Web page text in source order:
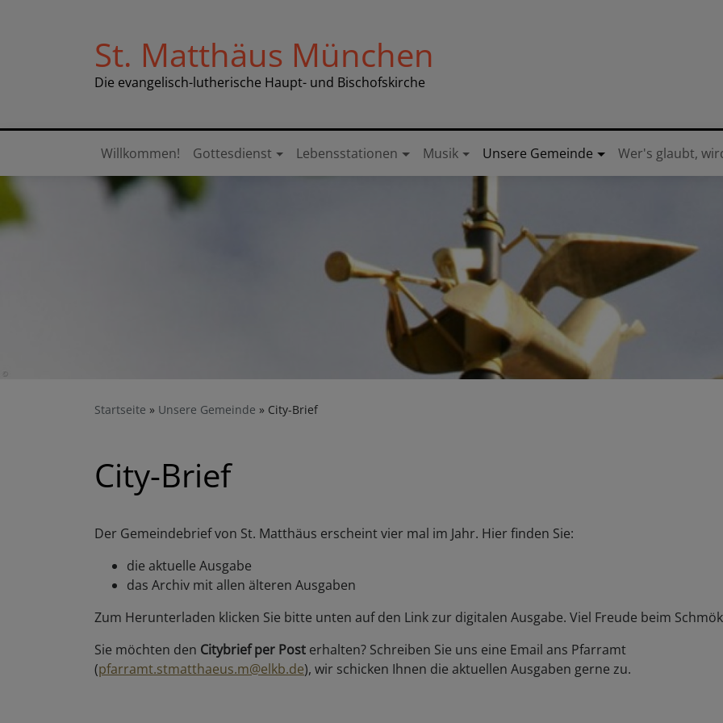
St. Matthäus München
Die evangelisch-lutherische Haupt- und Bischofskirche
Hauptnavigation
Willkommen! Gottesdienst Lebensstationen Musik Unsere Gemeinde Wer's glaubt,
Startseite Unsere Gemeinde City-Brief
City-Brief
Der Gemeindebrief von St. Matthäus erscheint vier mal im Jahr. Hier finden Sie:
die aktuelle Ausgabe
das Archiv mit allen älteren Ausgaben
Zum Herunterladen klicken Sie bitte unten auf den Link zur digitalen Ausgabe. Viel Freude beim
Sie möchten den Citybrief per Post erhalten? Schreiben Sie uns eine Email ans Pfarramt
(pfarramt.stmatthaeus.m@elkb.de), wir schicken Ihnen die aktuellen Ausgaben gerne zu.